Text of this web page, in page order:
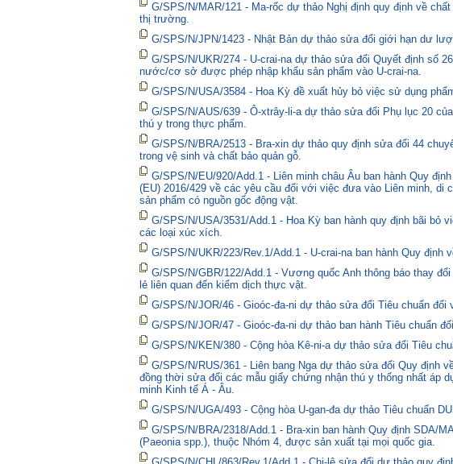
G/SPS/N/MAR/121 - Ma-rốc dự thảo Nghị định quy định về
thị trường.
G/SPS/N/JPN/1423 - Nhật Bản dự thảo sửa đổi giới hạn dư
G/SPS/N/UKR/274 - U-crai-na dự thảo sửa đổi Quyết định số
nước/cơ sở được phép nhập khẩu sản phẩm vào U-crai-na.
G/SPS/N/USA/3584 - Hoa Kỳ đề xuất hủy bỏ việc sử dụng
G/SPS/N/AUS/639 - Ô-xtrây-li-a dự thảo sửa đổi Phụ lục 20
thú y trong thực phẩm.
G/SPS/N/BRA/2513 - Bra-xin dự thảo quy định sửa đổi 44
trong vệ sinh và chất bảo quản gỗ.
G/SPS/N/EU/920/Add.1 - Liên minh châu Âu ban hành Quy
(EU) 2016/429 về các yêu cầu đối với việc đưa vào Liên minh,
sản phẩm có nguồn gốc động vật.
G/SPS/N/USA/3531/Add.1 - Hoa Kỳ ban hành quy định bãi bỏ
các loại xúc xích.
G/SPS/N/UKR/223/Rev.1/Add.1 - U-crai-na ban hành Quy
G/SPS/N/GBR/122/Add.1 - Vương quốc Anh thông báo thay
lẻ liên quan đến kiểm dịch thực vật.
G/SPS/N/JOR/46 - Gioóc-đa-ni dự thảo sửa đổi Tiêu chuẩn
G/SPS/N/JOR/47 - Gioóc-đa-ni dự thảo ban hành Tiêu chuẩn
G/SPS/N/KEN/380 - Cộng hòa Kê-ni-a dự thảo sửa đổi Tiêu
G/SPS/N/RUS/361 - Liên bang Nga dự thảo sửa đổi Quy định
đồng thời sửa đổi các mẫu giấy chứng nhận thú y thống nhất áp
minh Kinh tế Á - Âu.
G/SPS/N/UGA/493 - Cộng hòa U-gan-đa dự thảo Tiêu chuẩn
G/SPS/N/BRA/2318/Add.1 - Bra-xin ban hành Quy định SDA/
(Paeonia spp.), thuộc Nhóm 4, được sản xuất tại mọi quốc gia.